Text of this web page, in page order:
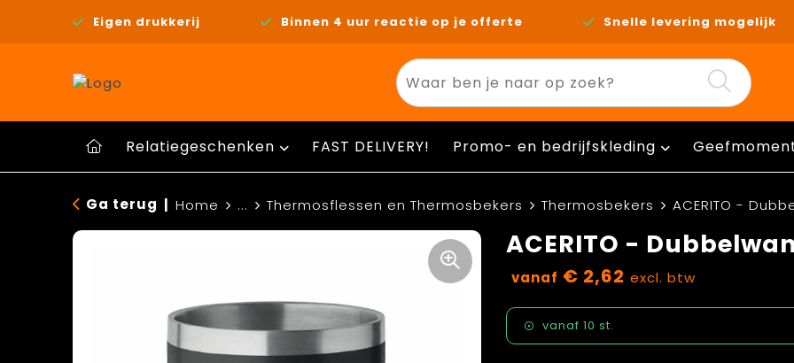
Eigen drukkerij Binnen 4 uur reactie op je offerte Snelle levering mogelijk
Relatiegeschenken FAST DELIVERY! Promo- en bedrijfskleding
Ga terug Home ... Thermosflessen en Thermosbekers Thermosbekers ACERITO -
ACERITO -
vanaf € 2,62 excl. btw
vanaf 10 st.